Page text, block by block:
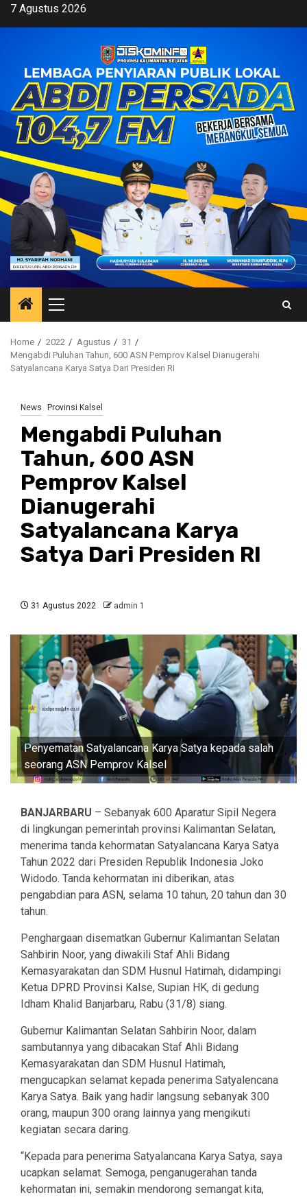
Skip7 Agustus 2026
Primary
Menu
Home 2022 Agustus
31
Mengabdi Puluhan Tahun, 600 ASN Pemprov Kalsel Dianugerahi
Satyalancana Karya Satya Dari Presiden RI
News Provinsi Kalsel
Mengabdi Puluhan
Tahun, 600 ASN
Pemprov Kalsel
Dianugerahi
Satyalancana Karya
Satya Dari Presiden RI
31 Agustus 2022 admin 1
Penyematan Satyalancana Karya Satya kepada salah
seorang ASN Pemprov Kalsel
BANJARBARU – Sebanyak 600 Aparatur Sipil Negera
di lingkungan pemerintah provinsi Kalimantan Selatan,
menerima tanda kehormatan Satyalancana Karya Satya
Tahun 2022 dari Presiden Republik Indonesia Joko
Widodo. Tanda kehormatan ini diberikan, atas
pengabdian para ASN, selama 10 tahun, 20 tahun dan 30
tahun.
Penghargaan disematkan Gubernur Kalimantan Selatan
Sahbirin Noor, yang diwakili Staf Ahli Bidang
Kemasyarakatan dan SDM Husnul Hatimah, didampingi
Ketua DPRD Provinsi Kalse, Supian HK, di gedung
Idham Khalid Banjarbaru, Rabu (31/8) siang.
Gubernur Kalimantan Selatan Sahbirin Noor, dalam
sambutannya yang dibacakan Staf Ahli Bidang
Kemasyarakatan dan SDM Husnul Hatimah,
mengucapkan selamat kepada penerima Satyalencana
Karya Satya. Baik yang hadir langsung sebanyak 300
orang, maupun 300 orang lainnya yang mengikuti
kegiatan secara daring.
“Kepada para penerima Satyalancana Karya Satya, saya
ucapkan selamat. Semoga, penganugerahan tanda
kehormatan ini, semakin mendorong semangat kita,